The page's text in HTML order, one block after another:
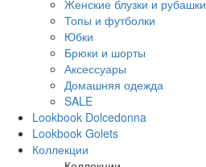
Женские блузки и рубашки
Топы и футболки
Юбки
Брюки и шорты
Аксессуары
Домашняя одежда
SALE
Lookbook Dolcedonna
Lookbook Golets
Коллекции